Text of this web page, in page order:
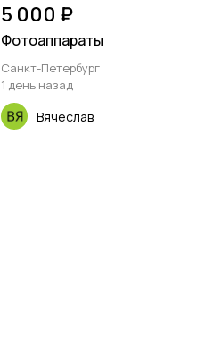
5 000 ₽
Фотоаппараты
Санкт-Петербург
1 день назад
Вячеслав